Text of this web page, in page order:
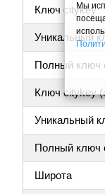
Ключ citykey
Уникальный
Полный ключ
Ключ citykey
Уникальный
Полный ключ
Широта
Мы